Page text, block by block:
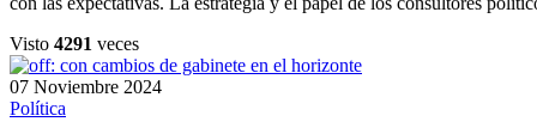
Visto 4291 veces
07 Noviembre 2024
Política